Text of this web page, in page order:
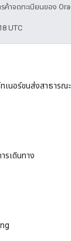
ค้าจดทะเบียนของ
UTC
เนอร์ขนส่งสาธารณะ
รเดินทาง